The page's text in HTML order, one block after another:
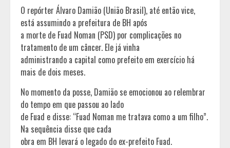
O repórter Álvaro Damião (União Brasil), até então vice,
está assumindo a prefeitura de BH após
a morte de Fuad Noman (PSD) por complicações no
tratamento de um câncer. Ele já vinha
administrando a capital como prefeito em exercício há
mais de dois meses.
No momento da posse, Damião se emocionou ao relembrar
do tempo em que passou ao lado
de Fuad e disse: “Fuad Noman me tratava como a um filho”.
Na sequência disse que cada
obra em BH levará o legado do ex-prefeito Fuad.